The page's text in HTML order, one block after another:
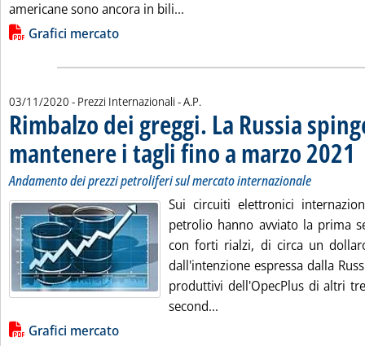
americane sono ancora in bili...
Lista allegati PDF alla notizia
Grafici mercato
03/11/2020 - Prezzi Internazionali -di:
A.P.
Rimbalzo dei greggi. La Russia
mantenere i tagli fino a marzo 2021..
Andamento dei prezzi petroliferi sul mercato internazionale
Sui circuiti elettronici
petrolio hanno avviato la prima
con forti rialzi, di circa un
dall'intenzione espressa dalla
produttivi dell'OpecPlus di altri
second...
Lista allegati PDF alla notizia
Grafici mercato